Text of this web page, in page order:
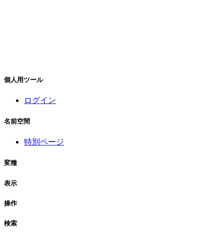
個人用ツール
ログイン
名前空間
特別ページ
変種
表示
操作
検索